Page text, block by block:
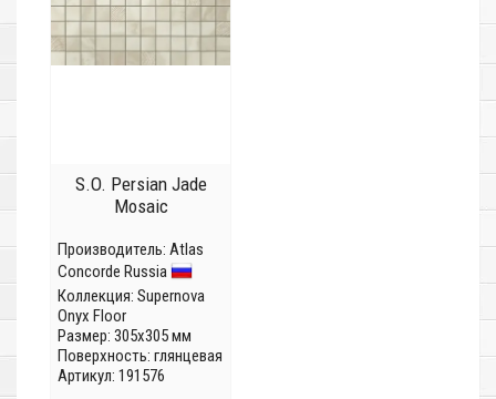
S.O. Persian Jade
Mosaic
Производитель: Atlas
Concorde Russia
Коллекция: Supernova
Onyx Floor
Размер: 305x305 мм
Поверхность: глянцевая
Артикул: 191576